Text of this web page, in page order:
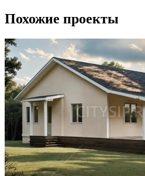
Похожие проекты